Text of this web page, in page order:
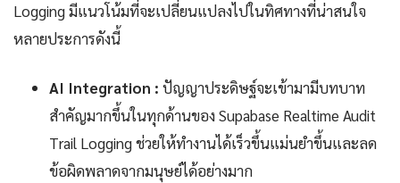
Logging มีแนวโน้มที่จะเปลี่ยนแปลงไปในทิศทางที่น่าสนใจ
หลายประการดังนี้
AI Integration : ปัญญาประดิษฐ์จะเข้ามามีบทบาท
สำคัญมากขึ้นในทุกด้านของ Supabase Realtime Audit
Trail Logging ช่วยให้ทำงานได้เร็วขึ้นแม่นยำขึ้นและลด
ข้อผิดพลาดจากมนุษย์ได้อย่างมาก